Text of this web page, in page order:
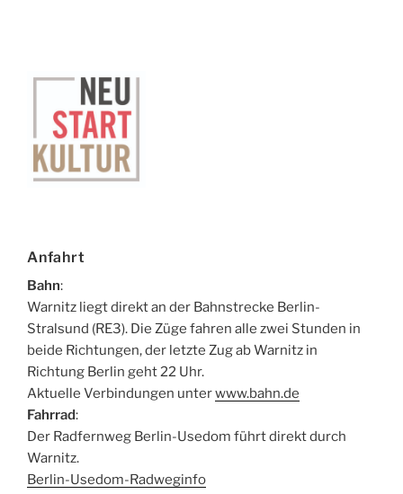
Anfahrt
Bahn:
Warnitz liegt direkt an der Bahnstrecke Berlin-
Stralsund (RE3). Die Züge fahren alle zwei Stunden in
beide Richtungen, der letzte Zug ab Warnitz in
Richtung Berlin geht 22 Uhr.
Aktuelle Verbindungen unterwww.bahn.de
Fahrrad:
Der Radfernweg Berlin-Usedom führt direkt durch
Warnitz.
Berlin-Usedom-Radweginfo